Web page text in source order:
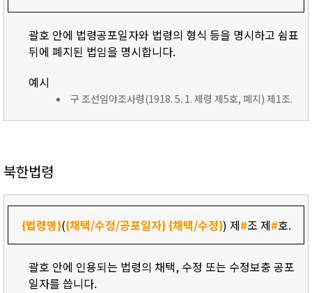
괄호 안에 법령공포일자와 법령의 형식 등을 명시하고 쉼표
뒤에 폐지된 법임을 명시합니다.
예시
구 조선임야조사령(1918. 5. 1. 제령 제5호, 폐지) 제1조.
북한법령
{법령명}({채택/수정/공포일자}{채택/수정}) 제#조 제#호.
괄호 안에 인용되는 법령의 채택, 수정 또는 수정보충 공포
일자를 씁니다.